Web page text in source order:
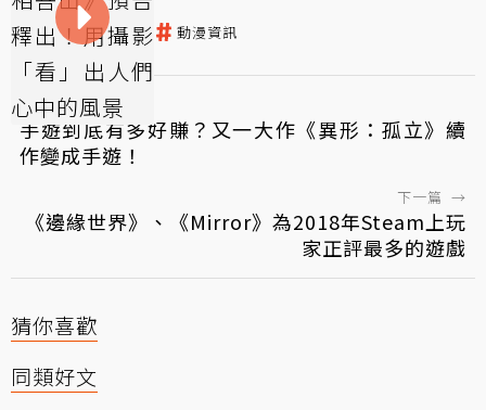
人類 動畫 動漫資訊
← 上一篇
手遊到底有多好賺？又一大作《異形：孤立》續
作變成手遊！
下一篇 →
《邊緣世界》、《Mirror》為2018年Steam上玩
家正評最多的遊戲
猜你喜歡
同類好文